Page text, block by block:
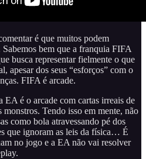
é que muitos podem
bem que a franquia FIFA
busca representar fielmente o que
apesar dos seus “esforços” com o
FIFA é arcade.
é o arcade com cartas irreais de
Tendo isso em mente, não
como bola atravessando pé dos
que ignoram as leis da física… É
no jogo e a EA não vai resolver